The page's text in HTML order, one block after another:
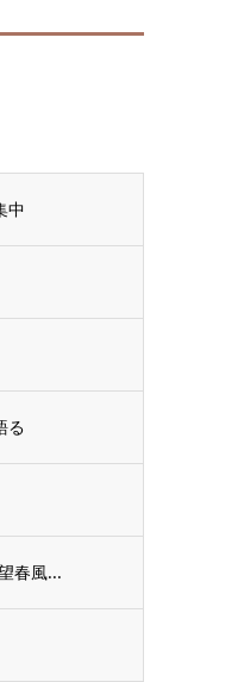
中
る
春風...